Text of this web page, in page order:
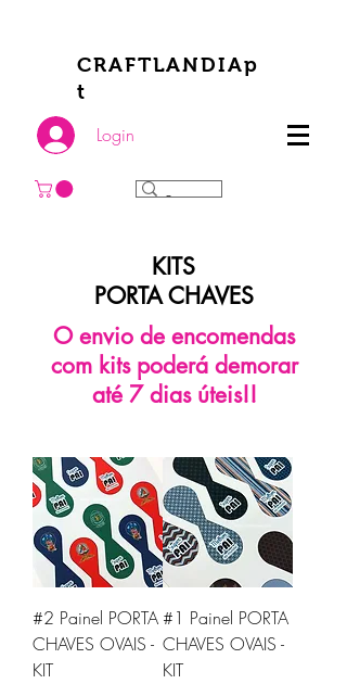
CRAFTLANDIAp
t
Login
KITS
PORTA CHAVES
O envio de encomendas
com kits poderá demorar
até 7 dias úteis!!
#2 Painel PORTA
CHAVES OVAIS -
KIT
#1 Painel PORTA
CHAVES OVAIS -
KIT